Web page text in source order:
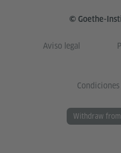
© Goethe-
Aviso legal
Withdraw